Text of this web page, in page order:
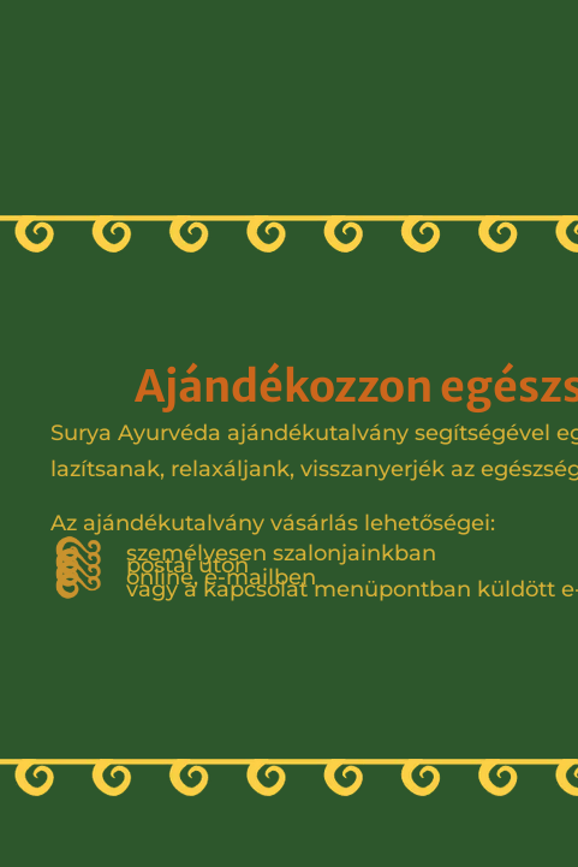
Ajándékozzon
Surya Ayurvéda ajándékutalvány segítségével
lazítsanak, relaxáljank, visszanyerjék az
Az ajándékutalvány vásárlás lehetőségei:
személyesen szalonjainkban
postai úton
online, e-mailben
vagy a kapcsolat menüpontban küldött